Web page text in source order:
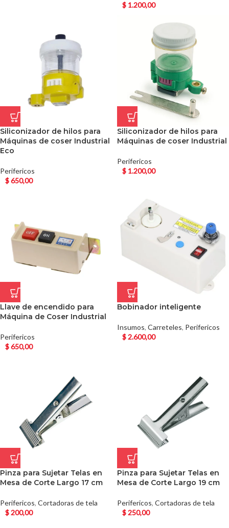
$ 1.200,00
Siliconizador de hilos para
Máquinas de coser Industrial
Eco
Perifericos
$650,00
Siliconizador de hilos para
Máquinas de coser Industrial
Perifericos
$ 1.200,00
Llave de encendido para
Máquina de Coser Industrial
Perifericos
$650,00
Bobinador inteligente
Insumos, Carreteles, Perifericos
$2.600,00
Pinza para Sujetar Telas en
Mesa de Corte Largo 17 cm
Perifericos, Cortadoras de tela
$200,00
Pinza para Sujetar Telas en
Mesa de Corte Largo 19 cm
Perifericos, Cortadoras de tela
$250,00